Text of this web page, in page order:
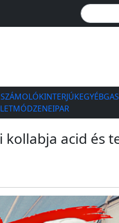
INTERJÚKEGYÉB
ZENEIPAR
acid és